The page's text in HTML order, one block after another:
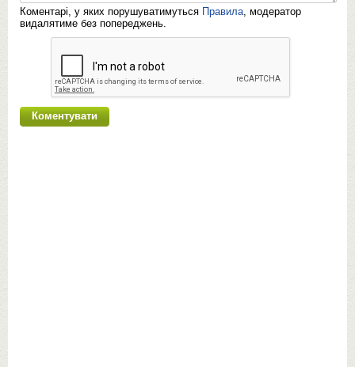
Коментарі, у яких порушуватимуться Правила, модератор
видалятиме без попереджень.